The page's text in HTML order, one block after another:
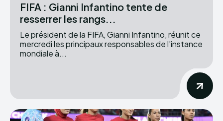
FIFA : Gianni Infantino tente de
resserrer les rangs...
Le président de la FIFA, Gianni Infantino, réunit ce
mercredi les principaux responsables de l'instance
mondiale à...